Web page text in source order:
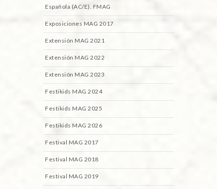
Española (AC/E). FMAG
Exposiciones MAG 2017
Extensión MAG 2021
Extensión MAG 2022
Extensión MAG 2023
Festikids MAG 2024
Festikids MAG 2025
Festikids MAG 2026
Festival MAG 2017
Festival MAG 2018
Festival MAG 2019